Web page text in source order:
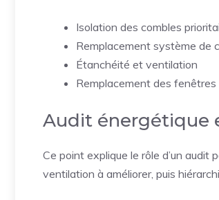
Isolation des combles
Remplacement système de
Étanchéité et ventilation
Remplacement des fenêtres
Audit énergétique
Ce point explique le rôle d’un audit
ventilation à améliorer, puis